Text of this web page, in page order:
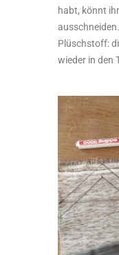
habt, könnt
Plüschstoff:
wieder in den